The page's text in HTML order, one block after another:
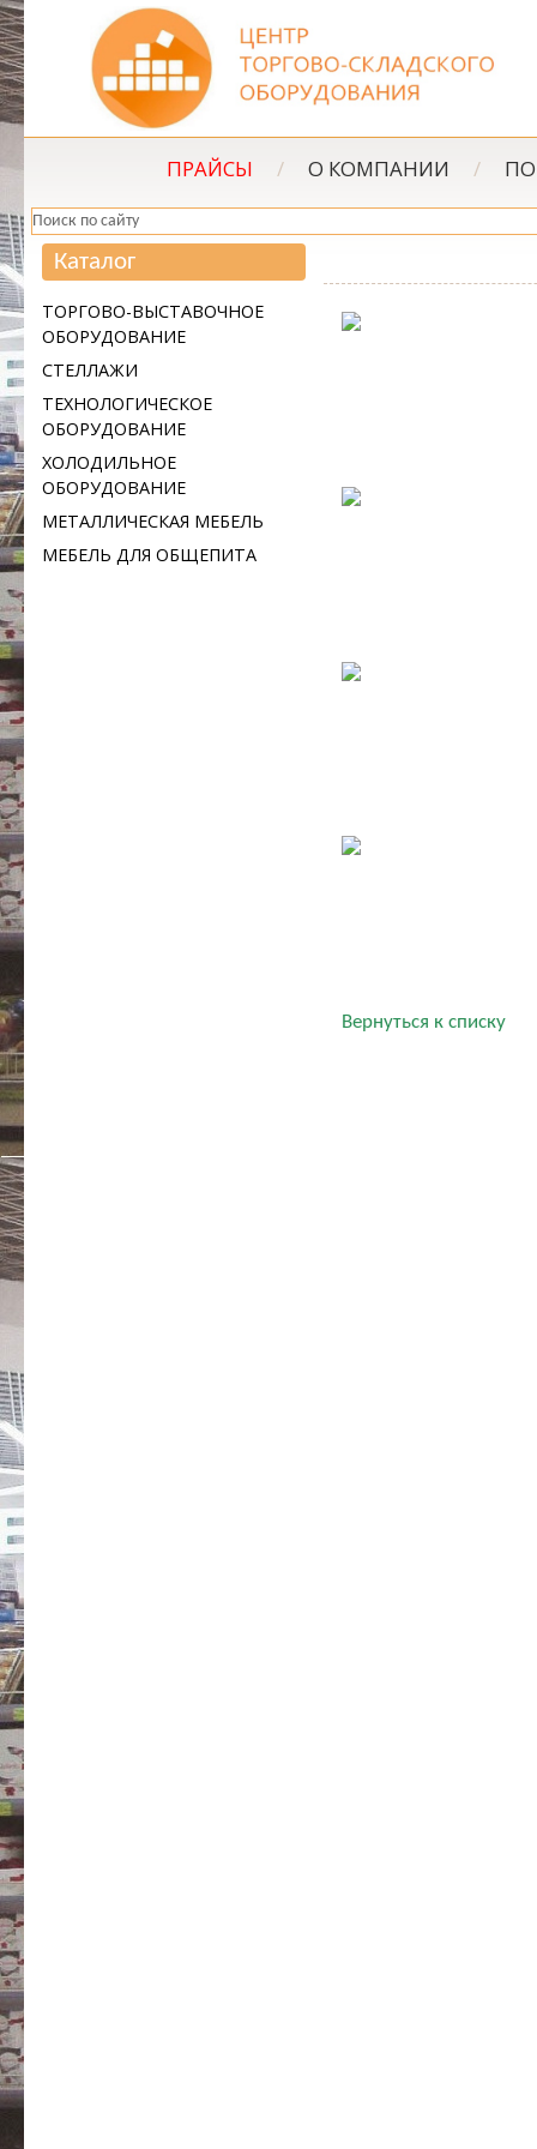
ПРАЙСЫ / О КОМПАНИИ /
Каталог
ТОРГОВО-ВЫСТАВОЧНОЕ
ОБОРУДОВАНИЕ
СТЕЛЛАЖИ
ТЕХНОЛОГИЧЕСКОЕ
ОБОРУДОВАНИЕ
ХОЛОДИЛЬНОЕ
ОБОРУДОВАНИЕ
МЕТАЛЛИЧЕСКАЯ МЕБЕЛЬ
МЕБЕЛЬ ДЛЯ ОБЩЕПИТА
Вернуться к списку